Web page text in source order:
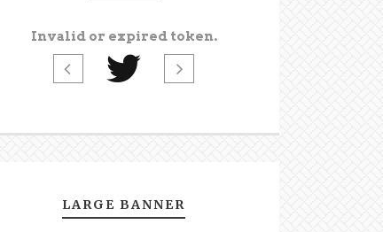
Invalid or expired token.
LARGE BANNER